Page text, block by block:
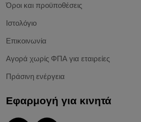
Όροι και προϋποθέσεις
Ιστολόγιο
Επικοινωνία
Αγορά χωρίς ΦΠΑ για εταιρείες
Πράσινη ενέργεια
Εφαρμογή για κινητά